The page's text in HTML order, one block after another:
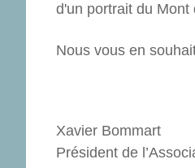
d'un portrait du
Nous vous en
Xavier Bommart
Président de